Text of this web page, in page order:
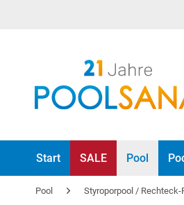
Start SALE Pool
Pool Styroporpool / Rechteck-